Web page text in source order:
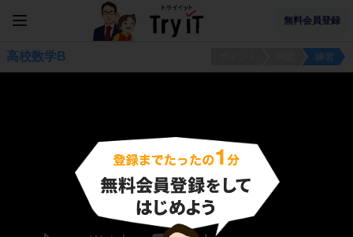
無料会員登録
高校数学B 練習